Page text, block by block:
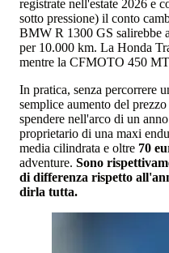
registrate nell'estate 2026 e
sotto pressione) il conto
BMW R 1300 GS salirebbe
per 10.000 km. La Honda
mentre la CFMOTO 450
In pratica, senza percorrere
semplice aumento del
spendere nell'arco di un
proprietario di una maxi
media cilindrata e oltre 70
adventure. Sono
di differenza rispetto
dirla tutta.